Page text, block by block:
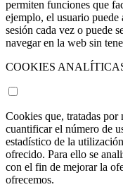
permiten funciones que
ejemplo, el usuario
sesión cada vez o puede
navegar en la web sin
COOKIES
Cookies que, tratadas por
cuantificar el número de
estadístico de la
ofrecido. Para ello se
con el fin de mejorar la
ofrecemos.